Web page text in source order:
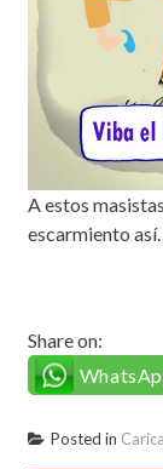
A estos
escarmiento
Share on:
Posted in